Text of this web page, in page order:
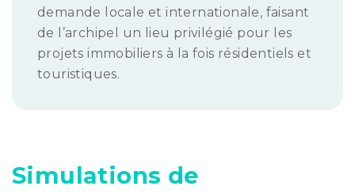
demande locale et internationale, faisant
de l’archipel un lieu privilégié pour les
projets immobiliers à la fois résidentiels et
touristiques.
Simulations de